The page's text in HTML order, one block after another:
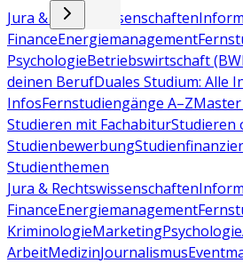
Jura & Rechtswissenschaften
FinanceEnergiemanagement
PsychologieBetriebswirtschaft
deinen BerufDuales Studium: Alle
InfosFernstudiengänge A–Z
Studieren mit FachabiturStudieren
Studienbewerbung
Studienthemen
Jura & Rechtswissenschaften
FinanceEnergiemanagement
KriminologieMarketingPsychologie
ArbeitMedizinJournalismus